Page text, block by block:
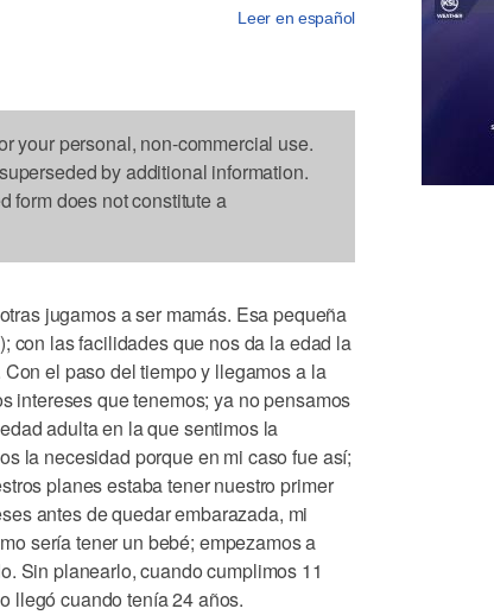
Leer en español
your personal, non-commercial use.
by additional information.
form does not constitute a
jugamos a ser mamás. Esa pequeña
con las facilidades que nos da la edad la
el paso del tiempo y llegamos a la
intereses que tenemos; ya no pensamos
adulta en la que sentimos la
la necesidad porque en mi caso fue así;
planes estaba tener nuestro primer
antes de quedar embarazada, mi
sería tener un bebé; empezamos a
Sin planearlo, cuando cumplimos 11
llegó cuando tenía 24 años.